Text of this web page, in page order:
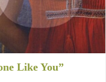
Like You”